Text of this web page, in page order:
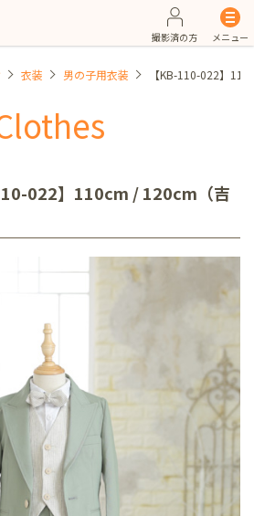
撮影済の方 メニュー
衣装 男の子用衣装 【KB-110-022】
022】110cm / 120cm（吉